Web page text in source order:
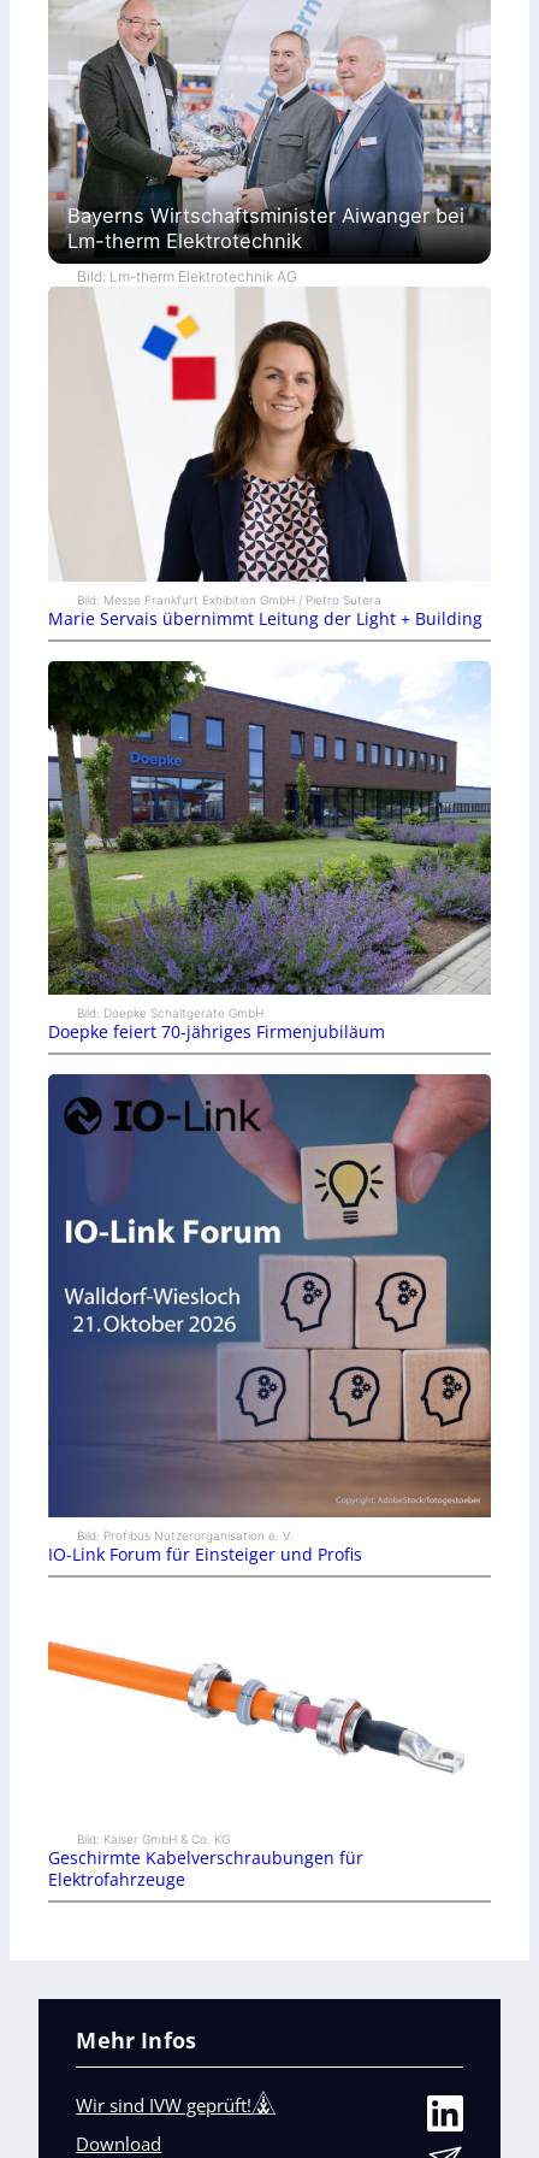
Bayerns Wirtschaftsminister Aiwanger bei
Lm-therm Elektrotechnik
Bild: Lm-therm Elektrotechnik AG
Bild: Messe Frankfurt Exhibition GmbH / Pietro Sutera
Marie Servais übernimmt Leitung der Light + Building
Bild: Doepke Schaltgeräte GmbH
Doepke feiert 70-jähriges Firmenjubiläum
Bild: Profibus Nutzerorganisation e. V.
IO-Link Forum für Einsteiger und Profis
Bild: Kaiser GmbH & Co. KG
Geschirmte Kabelverschraubungen für
Elektrofahrzeuge
Mehr Infos
Wir sind IVW geprüft!
Download